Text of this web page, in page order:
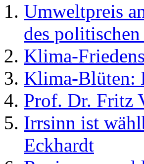
Umweltpreis
des
Klima-
Klima-Blüten:
Prof. Dr. Fritz
Irrsinn ist
Eckhardt